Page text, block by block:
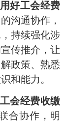
好工会经费
沟通协作，
持续强化涉
传推介，让
政策、熟悉
和能力。
会经费收缴
合协作，明